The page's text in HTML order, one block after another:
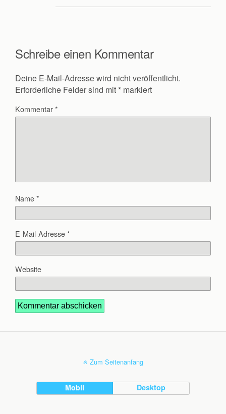
Schreibe einen Kommentar
Deine E-Mail-Adresse wird nicht veröffentlicht.
Erforderliche Felder sind mit * markiert
Kommentar*
Name*
E-Mail-Adresse*
Website
Zum Seitenanfang
Mobil Desktop